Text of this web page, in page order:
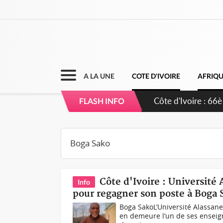
A LA UNE COTE D'IVOIRE
FLASH INFO
Côte d'Ivoire : À
Info
Côte d'Ivoire : Université
pour regagner son poste à
Boga SakoL’Université
en demeure l’un de ses